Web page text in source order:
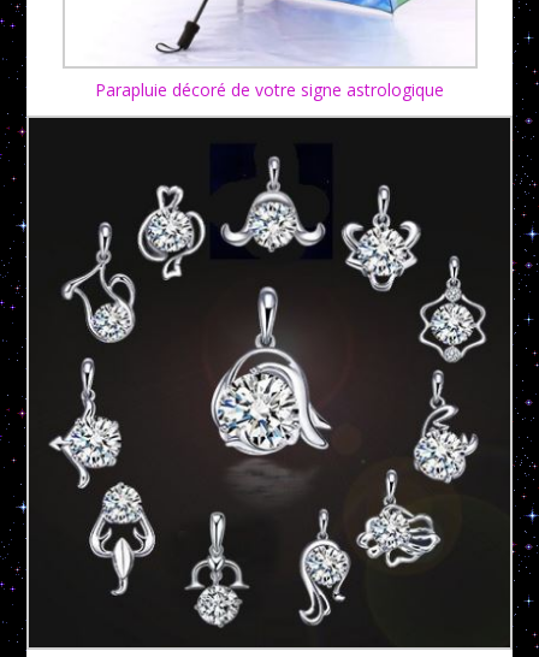
Parapluie décoré de votre signe astrologique